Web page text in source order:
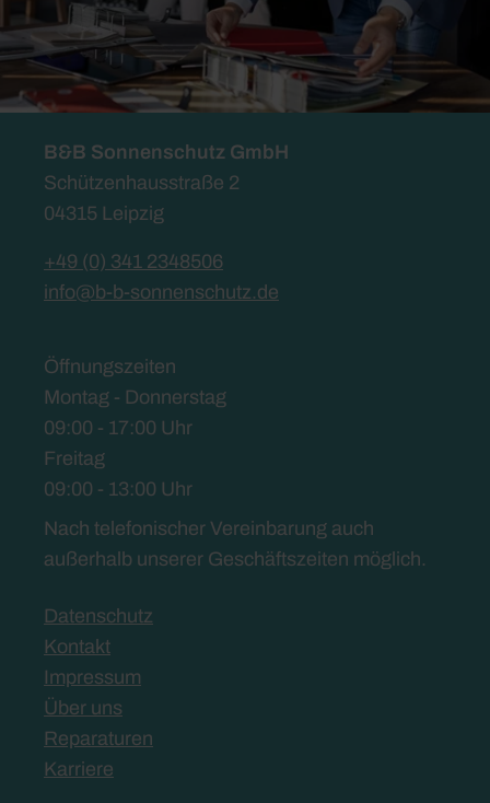
B&B Sonnenschutz GmbH
Schützenhausstraße 2
04315 Leipzig
+49 (0) 341 2348506
info@b-b-sonnenschutz.de
Öffnungszeiten
Montag - Donnerstag
09:00 - 17:00 Uhr
Freitag
09:00 - 13:00 Uhr
Nach telefonischer Vereinbarung auch
außerhalb unserer Geschäftszeiten möglich.
Datenschutz
Kontakt
Impressum
Über uns
Reparaturen
Karriere